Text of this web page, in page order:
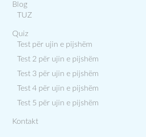
Blog
TUZ
Quiz
Test për ujin e pijshëm
Test 2 për ujin e pijshëm
Test 3 për ujin e pijshëm
Test 4 për ujin e pijshëm
Test 5 për ujin e pijshëm
Kontakt